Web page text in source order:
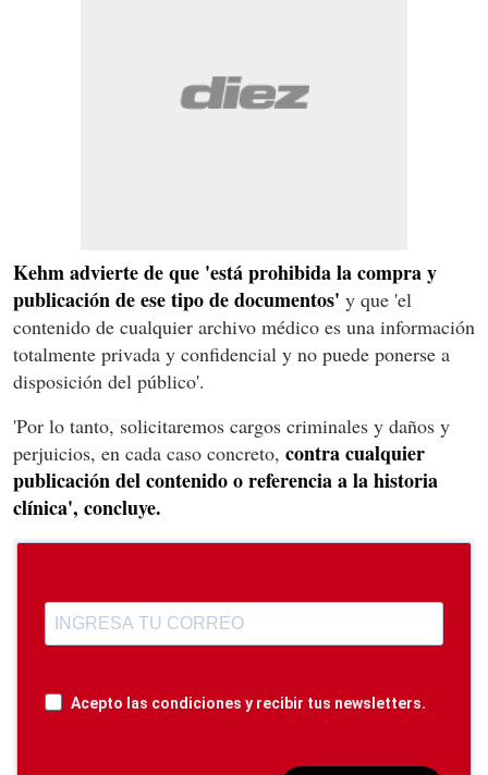
Kehm advierte de que 'está prohibida la compra y
publicación de ese tipo de documentos' y que 'el
contenido de cualquier archivo médico es una información
totalmente privada y confidencial y no puede ponerse a
disposición del público'.
'Por lo tanto, solicitaremos cargos criminales y daños y
perjuicios, en cada caso concreto, contra cualquier
publicación del contenido o referencia a la historia
clínica', concluye.
Acepto las condiciones y recibir tus newsletters.